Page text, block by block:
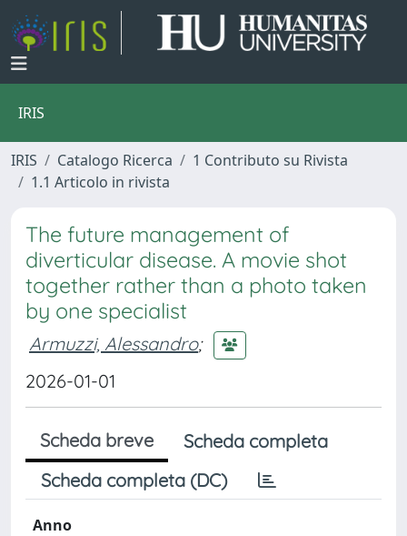
IRIS
IRIS Catalogo Ricerca
1 Contributo su Rivista
1.1 Articolo in rivista
The future management of
diverticular disease. A movie shot
together rather than a photo taken
by one specialist
Armuzzi, Alessandro;
2026-01-01
Scheda breve
Scheda completa
Scheda completa (DC)
Anno